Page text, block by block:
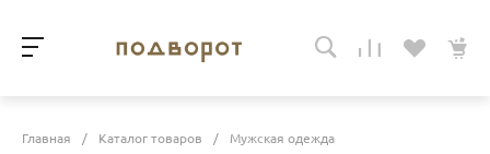
Главная / Каталог товаров / Мужская одежда